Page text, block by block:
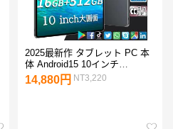
2025最新作 タブレット PC 本
体 Android15 10インチ
12+256GB FullHD 2in1
SIM+Wi-Fi GPS 電話 コスパ最
14,880円 NT3,220